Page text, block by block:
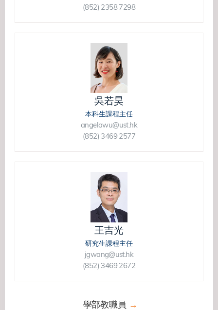
學部教職員
(852) 2358 7298
吳若昊
本科生課程主任
angelawu@ust.hk
(852) 3469 2577
王吉光
研究生課程主任
jgwang@ust.hk
(852) 3469 2672